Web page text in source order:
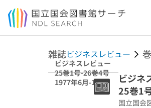
本文へ移動
雑誌ビジネスレビュー
ビジネスレビュー
25巻1号-26巻4号
1977年6月-1979
ビジネ
25巻1
国立国会